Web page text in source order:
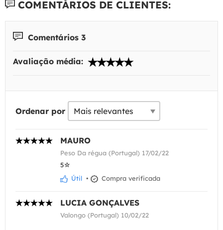
COMENTÁRIOS DE CLIENTES:
Comentários 3
Avaliação média:
Ordenar por
MAURO
Peso Da régua (Portugal) 17/02/22
5☆
Útil • Compra verificada
LUCIA GONÇALVES
Valongo (Portugal) 10/02/22